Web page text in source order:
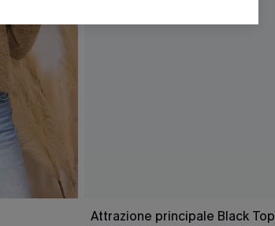
Attrazione principale Black Top